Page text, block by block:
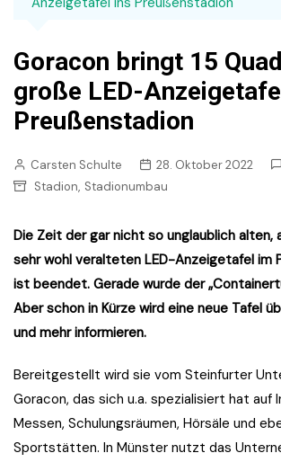
Goracon bringt 15
große LED-
Preußenstadion
Carsten Schulte 28. Oktober 2022
Stadion, Stadionumbau
Die Zeit der gar nicht so unglaublich alten,
sehr wohl veralteten LED-Anzeigetafel im
ist beendet. Gerade wurde der
Aber schon in Kürze wird eine neue Tafel
und mehr informieren.
Bereitgestellt wird sie vom Steinfurter
Goracon, das sich u.a. spezialisiert hat auf
Messen, Schulungsräumen, Hörsäle und
Sportstätten. In Münster nutzt das